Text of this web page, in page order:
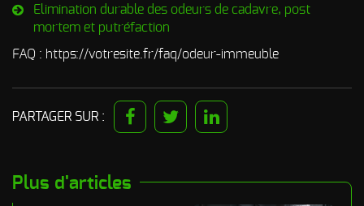
Elimination durable des odeurs de cadavre, post
mortem et putréfaction
FAQ : https://votresite.fr/faq/odeur-immeuble
PARTAGER SUR :
Plus d'articles